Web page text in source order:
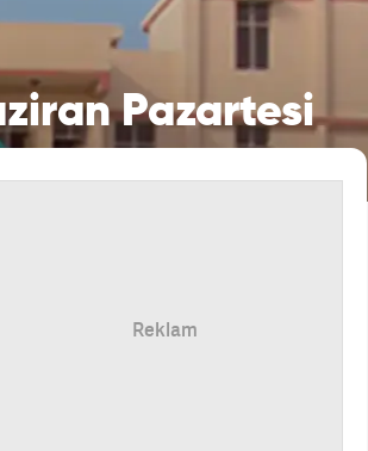
Pazartesi